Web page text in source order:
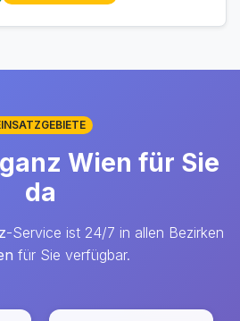
Wien für Sie
da
-Service ist 24/7 in allen Bezirken
für Sie verfügbar.